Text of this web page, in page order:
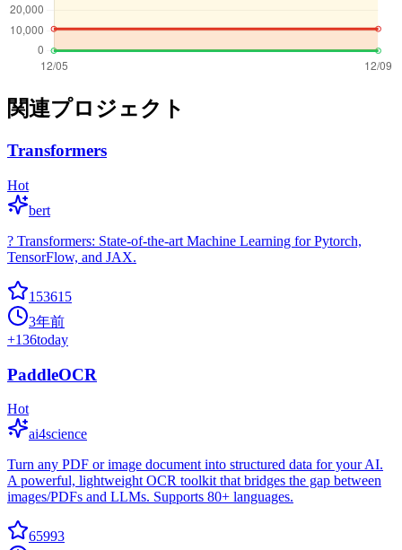
関連プロジェクト
Transformers
Hot
bert
? Transformers: State-of-the-art Machine Learning for Pytorch,
TensorFlow, and JAX.
153615
3年前
+136today
PaddleOCR
Hot
ai4science
Turn any PDF or image document into structured data for your AI.
A powerful, lightweight OCR toolkit that bridges the gap between
images/PDFs and LLMs. Supports 80+ languages.
65993